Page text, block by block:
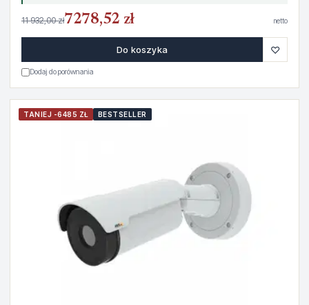
11 932,00 zł7278,52 zł netto
Do koszyka ♡
Dodaj do porównania
TANIEJ -6485 ZŁ BESTSELLER